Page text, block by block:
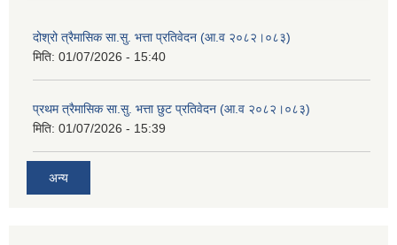
दोश्रो त्रैमासिक सा.सु. भत्ता प्रतिवेदन (आ.व २०८२।०८३)
मिति: 01/07/2026 - 15:40
प्रथम त्रैमासिक सा.सु. भत्ता छुट प्रतिवेदन (आ.व २०८२।०८३)
मिति: 01/07/2026 - 15:39
अन्य